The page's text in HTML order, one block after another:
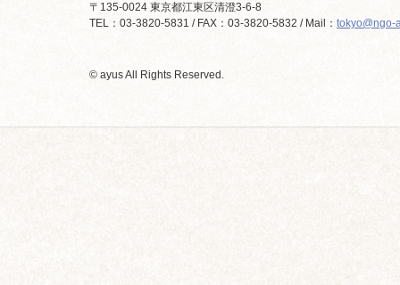
〒135-0024 東京都江東区清澄3-6-8
TEL：03-3820-5831 / FAX：03-3820-5832 / Mail： tokyo@ngo-
© ayus All Rights Reserved.